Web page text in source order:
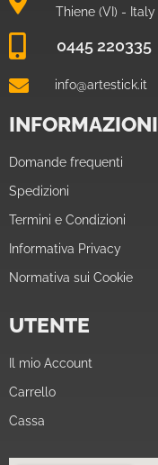
Thiene (VI) - Italy
0445 220335
info@artestick.it
INFORMAZIONI
Domande frequenti
Spedizioni
Termini e Condizioni
Informativa Privacy
Normativa sui Cookie
UTENTE
Il mio Account
Carrello
Cassa